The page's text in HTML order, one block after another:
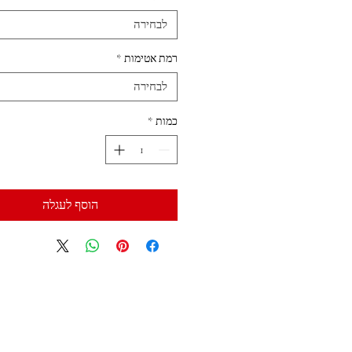
לבחירה
רמת אטימות *
לבחירה
כמות *
הוסף לעגלה